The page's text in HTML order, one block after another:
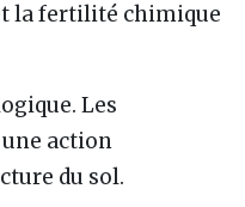
la fertilité chimique
Les
action
du sol.